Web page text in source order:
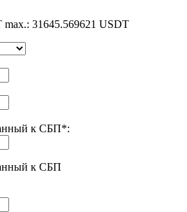
max.: 31645.569621 USDT
к СБП*:
к СБП